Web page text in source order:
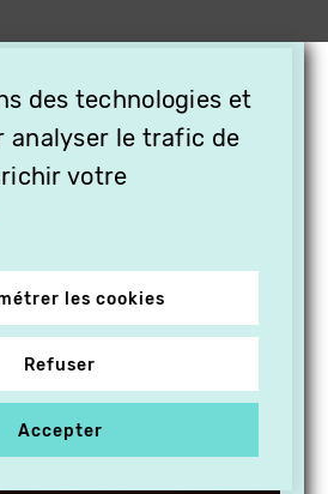
des technologies et
analyser le trafic de
votre
les cookies
Refuser
Accepter
LA VIDÉO EN
ABONNEZ VOS
À VITHÈQUE !